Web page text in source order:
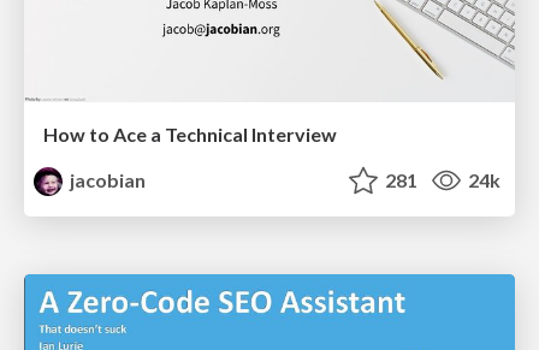
How to Ace a Technical Interview
jacobian
281 24k